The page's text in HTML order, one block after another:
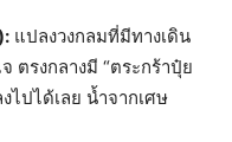
แปลงวงกลมที่มีทางเดิน
ตรงกลางมี “ตระกร้าปุ๋ย
ไปได้เลย น้ำจากเศษ